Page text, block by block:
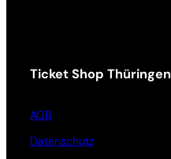
Ticket Shop Thüringen
AGB
Datenschutz